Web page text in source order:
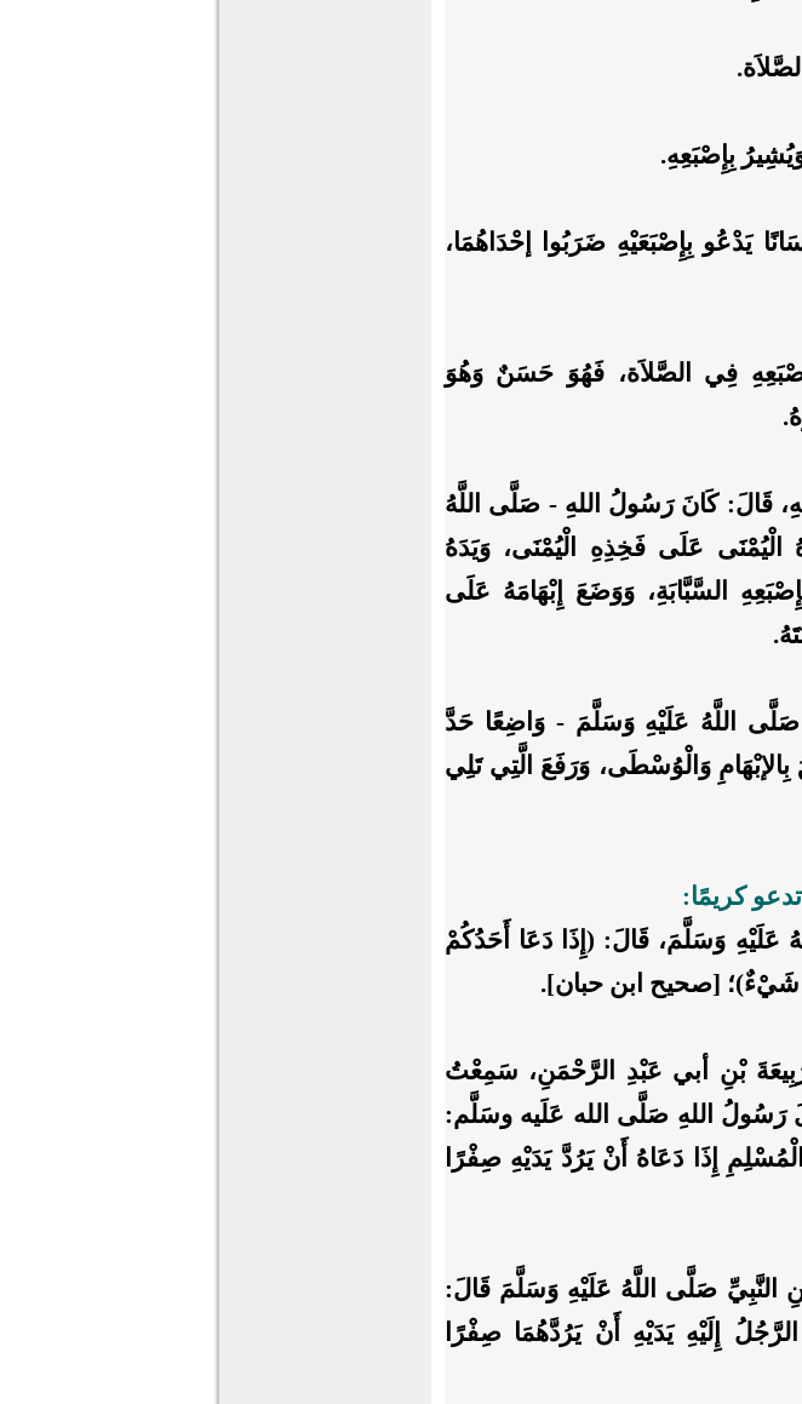
بِإِصْبَعِهِ.
يَدْعُو بِإِصْبَعَيْهِ ضَرَبُوا إحْدَاهُمَا،
فِي الصَّلاَة، فَهُوَ حَسَنٌ وَهُوَ
قَالَ: كَانَ رَسُولُ اللهِ - صَلَّى اللَّهُ
عَلَى فَخِذِهِ الْيُمْنَى، وَيَدَهُ
السَّبَّابَةِ، وَوَضَعَ إِبْهَامَهُ عَلَى
اللَّهُ عَلَيْهِ وَسَلَّمَ - وَاضِعًا حَدَّ
وَالْوُسْطَى، وَرَفَعَ الَّتِي تَلِي
كريمًا:
وَسَلَّمَ، قَالَ: (إِذَا دَعَا أَحَدُكُمْ
شَيْءٌ)؛ [صحيح ابن حبان].
بْنِ أبي عَبْدِ الرَّحْمَنِ، سَمِعْتُ
اللهِ صَلَّى الله عَلَيه وسَلَّم:
إِذَا دَعَاهُ أَنْ يَرُدَّ يَدَيْهِ صِفْرًا
صَلَّى اللَّهُ عَلَيْهِ وَسَلَّمَ قَالَ:
إِلَيْهِ يَدَيْهِ أَنْ يَرُدَّهُمَا صِفْرًا